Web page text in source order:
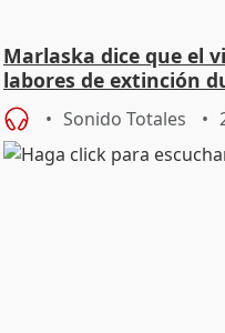
Marlaska dice que el
labores de extinción
Sonido Totales